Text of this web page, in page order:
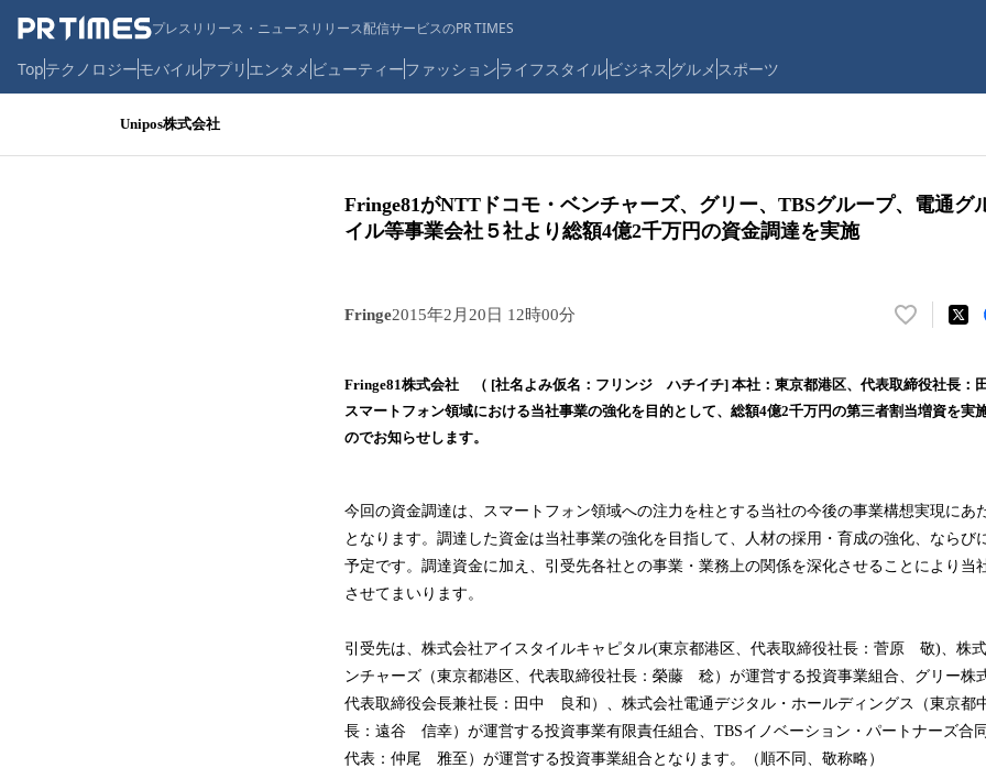
プレスリリース・ニュースリリース配信サービスのPR TIMES
Topテクノロジーモバイルアプリ エンタメ ビューティーファッションライフスタイルビジネス グルメ スポーツ
Unipos株式会社
Fringe81がNTTドコモ・ベンチャーズ、グリー、TBSグループ、電通グ
イル等事業会社５社より総額4億2千万円の資金調達を実施
Fringe2015年2月20日 12時00分
い
！
数
込
み
中
で
Fringe81株式会社 （ [社名よみ仮名：フリンジ ハチイチ] 本社：東京都港区、代表取締役社長：
スマートフォン領域における当社事業の強化を目的として、総額4億2千万円の第三者割当増資を実
のでお知らせします。
今回の資金調達は、スマートフォン領域への注力を柱とする当社の今後の事業構想実現にあ
となります。調達した資金は当社事業の強化を目指して、人材の採用・育成の強化、ならび
予定です。調達資金に加え、引受先各社との事業・業務上の関係を深化させることにより当
させてまいります。
引受先は、株式会社アイスタイルキャピタル(東京都港区、代表取締役社長：菅原 敬)、株
ンチャーズ（東京都港区、代表取締役社長：榮藤 稔）が運営する投資事業組合、グリー株
代表取締役会長兼社長：田中 良和）、株式会社電通デジタル・ホールディングス（東京都
長：遠谷 信幸）が運営する投資事業有限責任組合、TBSイノベーション・パートナーズ合
代表：仲尾 雅至）が運営する投資事業組合となります。（順不同、敬称略）